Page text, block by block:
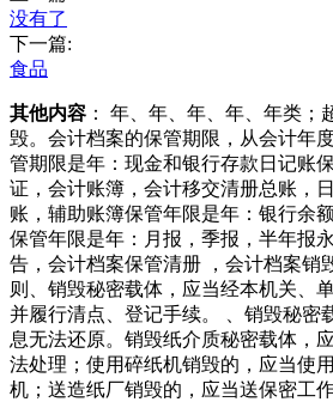
没有了
下一篇:
食品
其他内容 ： 年、年、年、年、年类；
毁。会计档案的保管期限，从会计年
管期限是年：现金和银行存款日记账
证，会计账簿，会计移交清册总账，
账，辅助账簿保管年限是年：银行余
保管年限是年：月报，季报，半年报
告，会计档案保管清册 ，会计档案销
则、销毁秘密载体，应当经本机关、
并履行清点、登记手续。 、销毁秘密
息无法还原。销毁纸介质秘密载体，
法处理；使用碎纸机销毁的，应当使
机；送造纸厂销毁的，应当送保密工